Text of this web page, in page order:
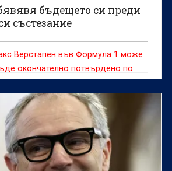
бъдещето си преди
състезание
Верстапен във Формула 1 може
окончателно потвърдено по
уикенд за Гран При на
"Зандворт", смята бившият
Роберт Доорнбос